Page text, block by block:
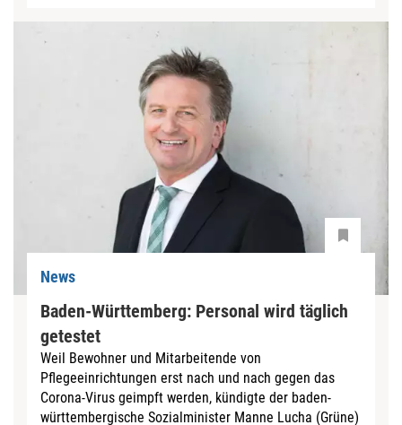
News
Baden-Württemberg: Personal wird täglich
getestet
Weil Bewohner und Mitarbeitende von
Pflegeeinrichtungen erst nach und nach gegen das
Corona-Virus geimpft werden, kündigte der baden-
württembergische Sozialminister Manne Lucha (Grüne)